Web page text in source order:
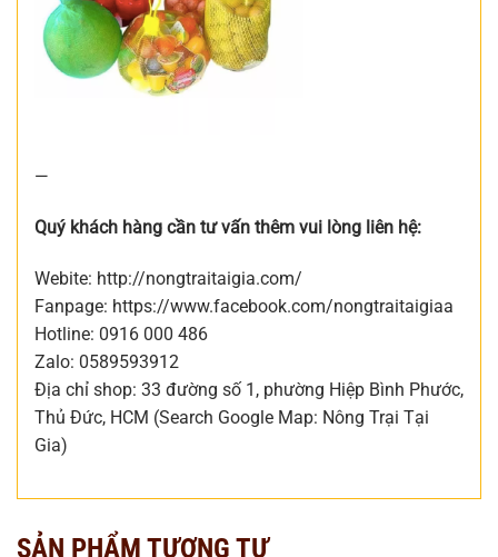
—
Quý khách hàng cần tư vấn thêm vui lòng liên hệ:
Webite: http://nongtraitaigia.com/
Fanpage: https://www.facebook.com/nongtraitaigiaa
Hotline: 0916 000 486
Zalo: 0589593912
Địa chỉ shop: 33 đường số 1, phường Hiệp Bình Phước,
Thủ Đức, HCM (Search Google Map: Nông Trại Tại
Gia)
SẢN PHẨM TƯƠNG TỰ